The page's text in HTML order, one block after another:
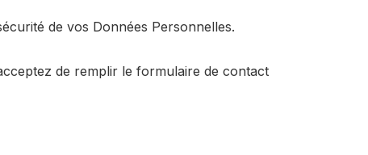
de vos Données Personnelles.
de remplir le formulaire de contact